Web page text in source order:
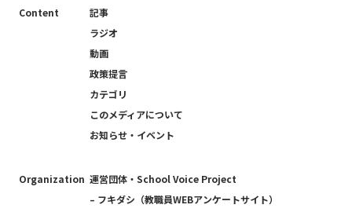
Content
記事
ラジオ
動画
政策提言
カテゴリ
このメディアについて
お知らせ・イベント
Organization 運営団体・School Voice Project
– フキダシ（教職員WEBアンケートサイト）